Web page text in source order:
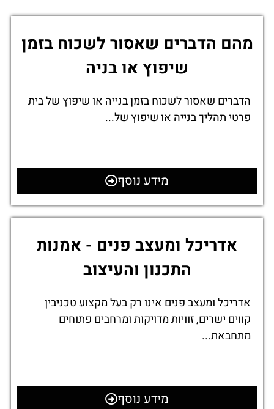
מהם הדברים שאסור לשכוח בזמן
שיפוץ או בניה
הדברים שאסור לשכוח בזמן בנייה או שיפוץ של בית
פרטי תהליך בנייה או שיפוץ של...
מידע נוסף
אדריכל ומעצב פנים - אמנות
התכנון והעיצוב
אדריכל ומעצב פנים אינו רק בעל מקצוע טכניבין
קווים ישרים, זוויות מדויקות ומרחבים פתוחים
מתחבאת...
מידע נוסף